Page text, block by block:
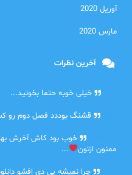
آوریل 2020
مارس 2020
آخرین نظرات
خیلی خوبه حتما بخونید...
قشنگ بوددد فصل دوم رو
خوب بود کاش آخرش
ممنون ازتون
...
چرا نمیشه پی دی افشو